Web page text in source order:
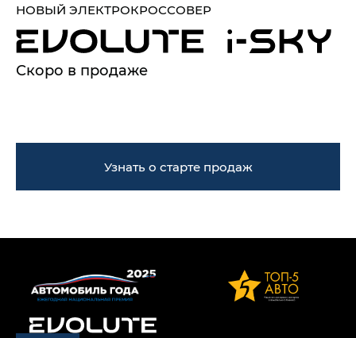
НОВЫЙ ЭЛЕКТРОКРОССОВЕР
Скоро в продаже
Узнать о старте продаж